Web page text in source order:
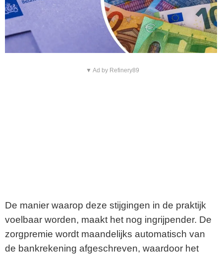
▼ Ad by Refinery89
De manier waarop deze stijgingen in de praktijk
voelbaar worden, maakt het nog ingrijpender. De
zorgpremie wordt maandelijks automatisch van
de bankrekening afgeschreven, waardoor het